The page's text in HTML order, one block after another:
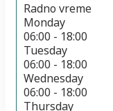
Radno vreme
Monday
06:00 - 18:00
Tuesday
06:00 - 18:00
Wednesday
06:00 - 18:00
Thursday